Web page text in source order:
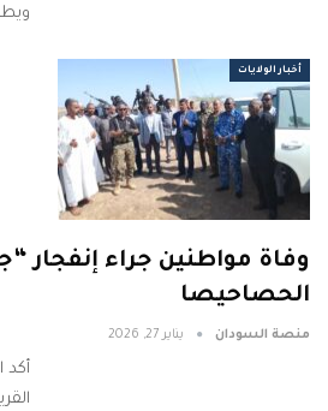
أخبار الولايات
وفاة مواطنين جراء إنفجار
الحصاحيصا
منصة السودان يناير 27, 2026
أكد